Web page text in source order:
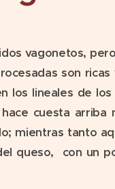
vagonetos,
son
los lineales de
cuesta arriba
mientras tanto
queso, con un